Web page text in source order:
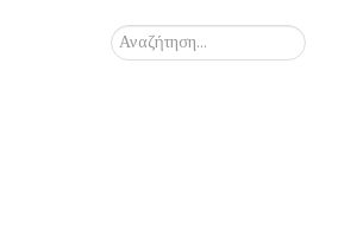
Αναζήτηση...